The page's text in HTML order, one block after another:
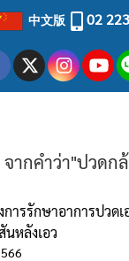
中文版 02
ากคำว่า"ปวดกล้
การรักษาอาการปวด
นหลังเอว